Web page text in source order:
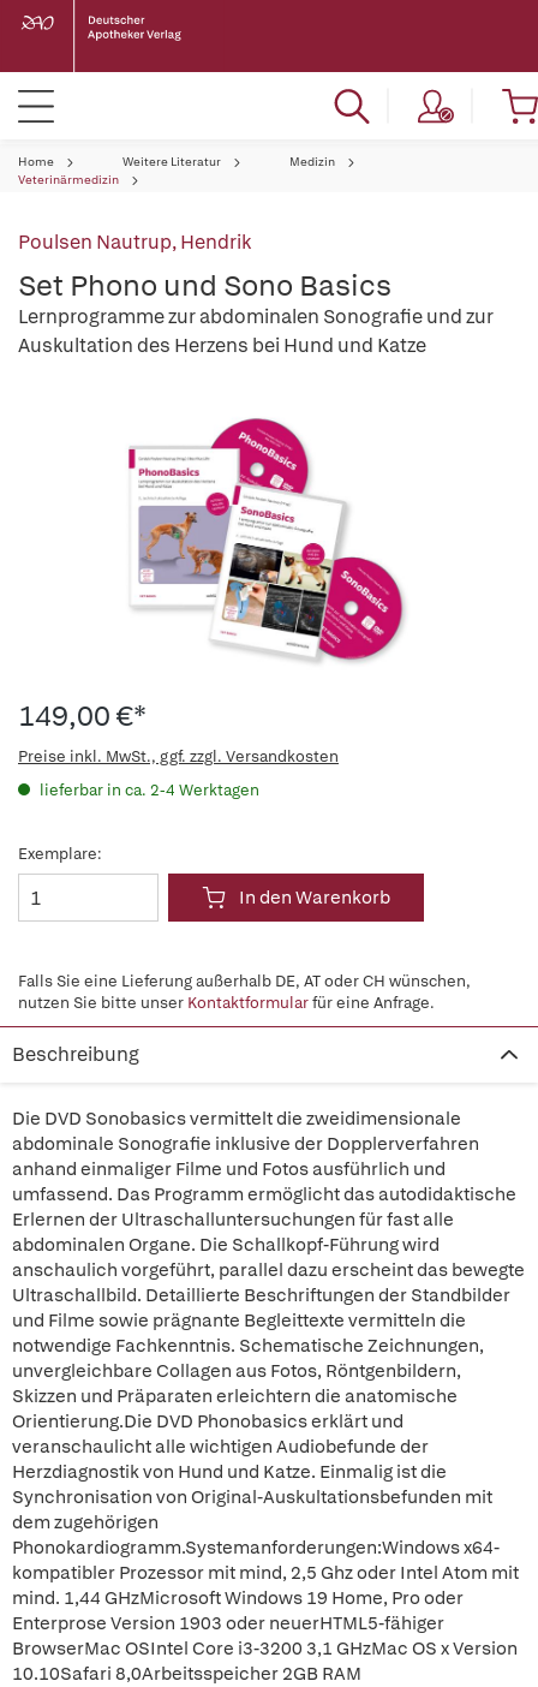
Home Weitere Literatur
Medizin
Veterinärmedizin
Poulsen Nautrup, Hendrik
Set Phono und Sono Basics
Lernprogramme zur abdominalen Sonografie und zur
Auskultation des Herzens bei Hund und Katze
149,00 €*
Preise inkl. MwSt., ggf. zzgl. Versandkosten
lieferbar in ca. 2-4 Werktagen
Exemplare:
In den Warenkorb
Falls Sie eine Lieferung außerhalb DE, AT oder CH wünschen,
nutzen Sie bitte unser Kontaktformularfür eine Anfrage.
Beschreibung
Die DVD Sonobasics vermittelt die zweidimensionale
abdominale Sonografie inklusive der Dopplerverfahren
anhand einmaliger Filme und Fotos ausführlich und
umfassend. Das Programm ermöglicht das autodidaktische
Erlernen der Ultraschalluntersuchungen für fast alle
abdominalen Organe. Die Schallkopf-Führung wird
anschaulich vorgeführt, parallel dazu erscheint das bewegte
Ultraschallbild. Detaillierte Beschriftungen der Standbilder
und Filme sowie prägnante Begleittexte vermitteln die
notwendige Fachkenntnis. Schematische Zeichnungen,
unvergleichbare Collagen aus Fotos, Röntgenbildern,
Skizzen und Präparaten erleichtern die anatomische
Orientierung.Die DVD Phonobasics erklärt und
veranschaulicht alle wichtigen Audiobefunde der
Herzdiagnostik von Hund und Katze. Einmalig ist die
Synchronisation von Original-Auskultationsbefunden mit
dem zugehörigen
Phonokardiogramm.Systemanforderungen:Windows x64-
kompatibler Prozessor mit mind, 2,5 Ghz oder Intel Atom mit
mind. 1,44 GHzMicrosoft Windows 19 Home, Pro oder
Enterprose Version 1903 oder neuerHTML5-fähiger
BrowserMac OSIntel Core i3-3200 3,1 GHzMac OS x Version
10.10Safari 8,0Arbeitsspeicher 2GB RAM